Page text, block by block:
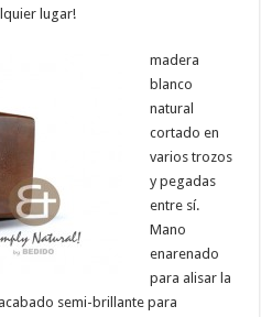
lugar!
madera
blanco
natural
cortado en
varios trozos
y pegadas
entre sí.
Mano
enarenado
para alisar la
semi-brillante para